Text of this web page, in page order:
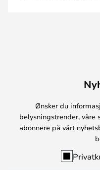
Ønsker du
belysningstrender, våre
abonnere på vårt